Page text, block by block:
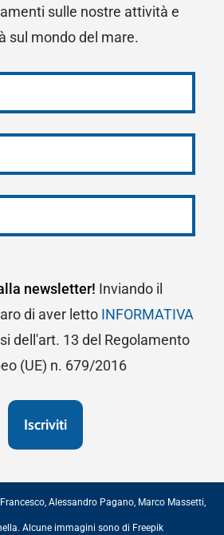
sulle nostre attività e
sul mondo del mare.
newsletter! Inviando il
di aver letto INFORMATIVA
dell'art. 13 del Regolamento
(UE) n. 679/2016
, Alessandro Pagano, Marco Massetti,
. Alcune immagini sono di Freepik